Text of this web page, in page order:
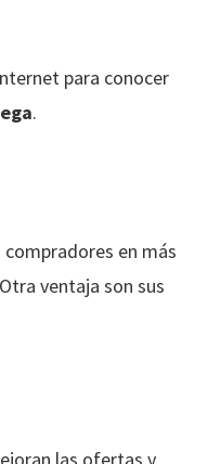
para conocer
.
en más
ventaja son sus
las ofertas y